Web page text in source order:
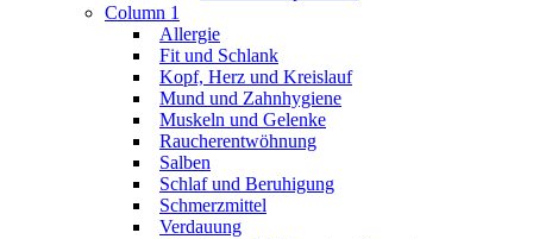
Column 1
Allergie
Fit und Schlank
Kopf, Herz und Kreislauf
Mund und Zahnhygiene
Muskeln und Gelenke
Raucherentwöhnung
Salben
Schlaf und Beruhigung
Schmerzmittel
Verdauung